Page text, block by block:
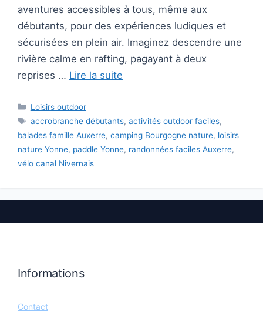
aventures accessibles à tous, même aux
débutants, pour des expériences ludiques et
sécurisées en plein air. Imaginez descendre une
rivière calme en rafting, pagayant à deux
reprises … Lire la suite
Catégories
Loisirs outdoor
Étiquettes
accrobranche débutants, activités outdoor faciles,
balades famille Auxerre, camping Bourgogne nature, loisirs
nature Yonne, paddle Yonne, randonnées faciles Auxerre,
vélo canal Nivernais
Informations
Contact